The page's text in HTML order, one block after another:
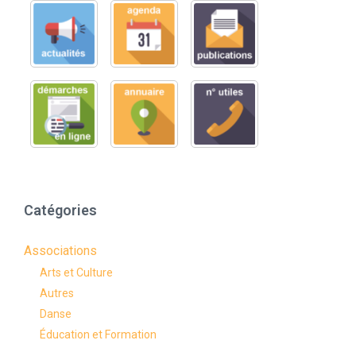
Catégories
Associations
Arts et Culture
Autres
Danse
Éducation et Formation